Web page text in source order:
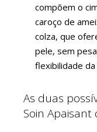
compõem o
caroço de
colza, que
pele, sem
flexibilidade
As duas
Soin Apaisant